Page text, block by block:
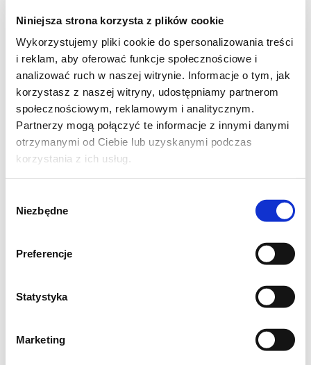
Niniejsza strona korzysta z plików cookie
Wykorzystujemy pliki cookie do spersonalizowania treści
i reklam, aby oferować funkcje społecznościowe i
analizować ruch w naszej witrynie. Informacje o tym, jak
korzystasz z naszej witryny, udostępniamy partnerom
społecznościowym, reklamowym i analitycznym.
Partnerzy mogą połączyć te informacje z innymi danymi
otrzymanymi od Ciebie lub uzyskanymi podczas
korzystania z ich usług.
zgody
Niezbędne
Preferencje
Statystyka
Marketing
28cm